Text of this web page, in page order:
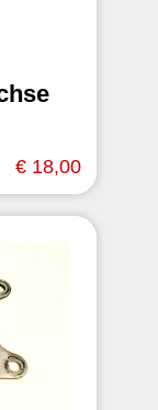
€ 18,00